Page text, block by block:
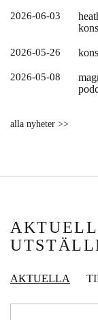
2026-06-03
2026-05-26
2026-05-08
alla nyheter >>
AKTUELLA